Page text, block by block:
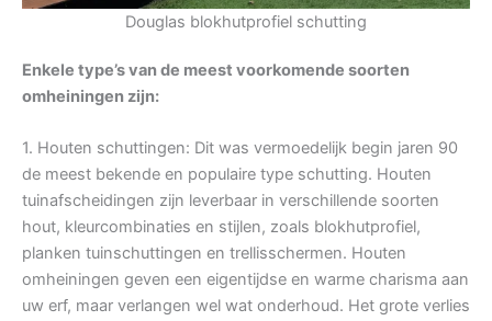
Douglas blokhutprofiel schutting
Enkele type’s van de meest voorkomende soorten
omheiningen zijn:
1. Houten schuttingen: Dit was vermoedelijk begin jaren 90
de meest bekende en populaire type schutting. Houten
tuinafscheidingen zijn leverbaar in verschillende soorten
hout, kleurcombinaties en stijlen, zoals blokhutprofiel,
planken tuinschuttingen en trellisschermen. Houten
omheiningen geven een eigentijdse en warme charisma aan
uw erf, maar verlangen wel wat onderhoud. Het grote verlies